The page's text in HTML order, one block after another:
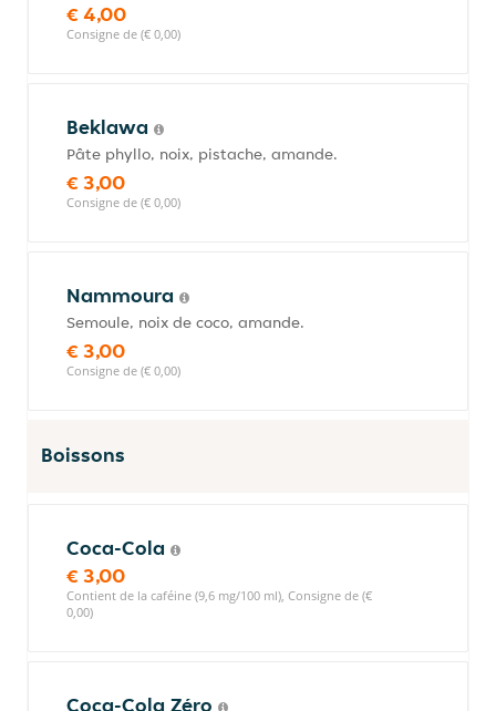
€ 4,00
Consigne de (€ 0,00)
Beklawa
Pâte phyllo, noix, pistache, amande.
€ 3,00
Consigne de (€ 0,00)
Nammoura
Semoule, noix de coco, amande.
€ 3,00
Consigne de (€ 0,00)
Boissons
Coca-Cola
€ 3,00
Contient de la caféine (9,6 mg/100 ml), Consigne de (€
0,00)
Coca-Cola Zéro